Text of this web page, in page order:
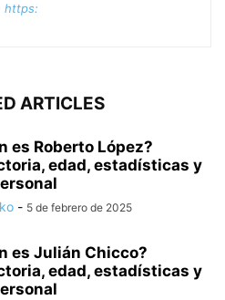
https:
ARTICLES
es Roberto López?
edad, estadísticas y
- 5 de febrero de 2025
es Julián Chicco?
edad, estadísticas y